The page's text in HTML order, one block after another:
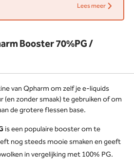
Lees meer
Booster 70%PG /
van Qpharm om zelf je e-liquids
zonder smaak) te gebruiken of om
de grotere flessen base.
is een populaire booster om te
nog steeds mooie smaken en geeft
in vergelijking met 100% PG.